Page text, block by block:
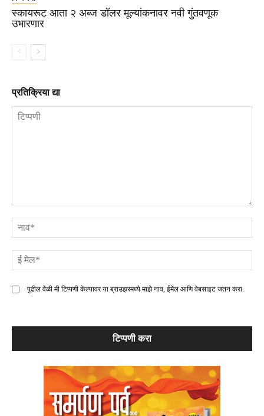
स्कायरूट आता २ अब्ज डॉलर मूल्यांकनावर नवी गुंतवणूक
उभारणार
प्रतिक्रिया द्या
पुढील वेळी मी टिप्पणी केल्यावर या ब्राउझरमध्ये माझे नाव, ईमेल आणि वेबसाइट जतन करा.